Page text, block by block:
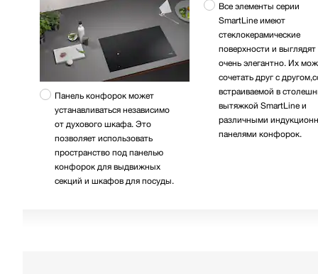
Панель конфорок может
устанавливаться независимо
от духового шкафа. Это
позволяет использовать
пространство под панелью
конфорок для выдвижных
секций и шкафов для посуды.
Все элементы серии
SmartLine имеют
стеклокерамические
поверхности и выглядят
очень элегантно. Их
сочетать друг с
встраиваемой в
вытяжкой SmartLine и
различными
панелями конфорок.